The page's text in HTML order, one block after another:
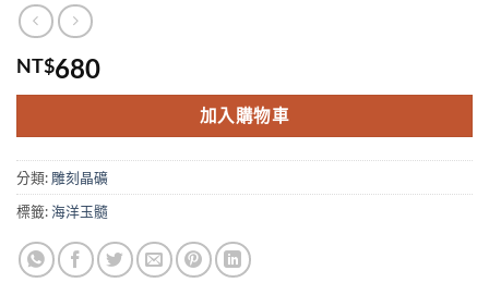
NT$680
加入購物車
分類: 雕刻晶礦
標籤:海洋玉髓